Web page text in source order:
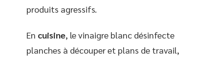
produits agressifs.
En cuisine, le vinaigre blanc désinfecte
planches à découper et plans de travail,